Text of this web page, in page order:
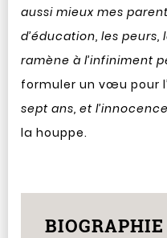
aussi mieux mes
d’éducation, les peurs,
ramène à l’infiniment
formuler un vœu pour
sept ans, et
la houppe.
BIOGRAPHIE